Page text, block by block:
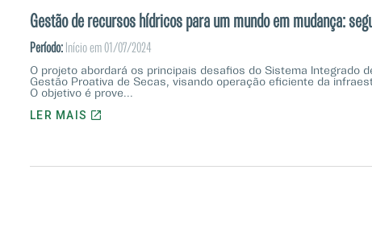
Gestão de recursos hídricos para um mundo em mudança:
Período: Início em 01/07/2024
O projeto abordará os principais desafios do Sistema Integrado
Gestão Proativa de Secas, visando operação eficiente da
O objetivo é prove...
LER MAIS